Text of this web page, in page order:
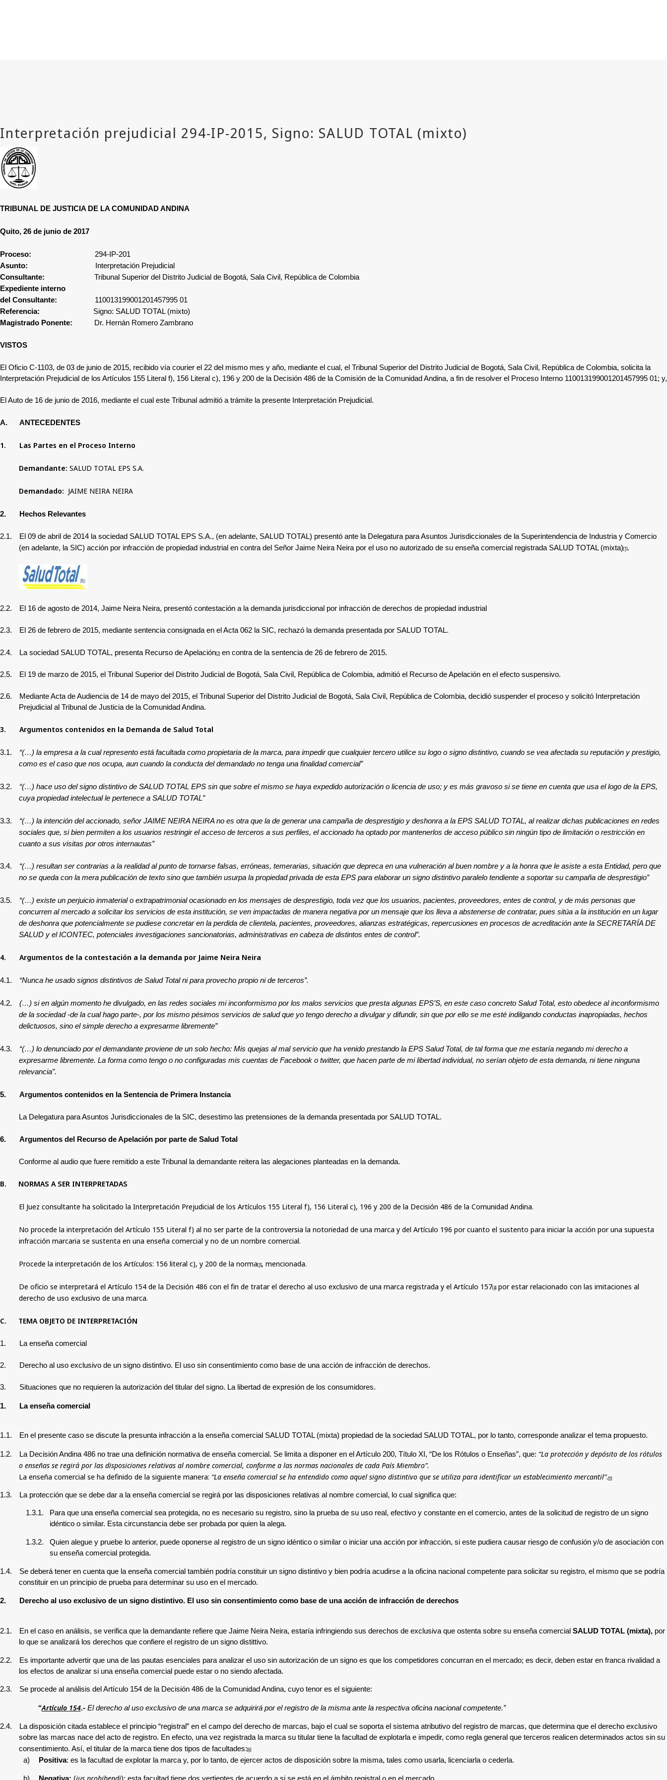
TRIBUNAL DE JUSTICIA DE LA COMUNIDAD ANDINA
Quito, 26 de junio de 2017
Proceso: 294-IP-201
Asunto: Interpretación Prejudicial
Consultante: Tribunal Superior del Distrito Judicial de Bogotá, Sala Civil, República de Colombia
Expediente interno
del Consultante: 110013199001201457995 01
Referencia:
Signo: SALUD TOTAL (mixto)
Magistrado Ponente:
Dr. Hernán Romero Zambrano
VISTOS
El Oficio C-1103, de 03 de junio de 2015, recibido vía courier el 22 del mismo mes y año, mediante el cual, el Tribunal Superior del Distrito Judicial de Bogotá, Sala Civil, República de Colombia, solicita la
Interpretación Prejudicial de los Artículos 155 Literal f), 156 Literal c), 196 y 200 de la Decisión 486 de la Comisión de la Comunidad Andina, a fin de resolver el Proceso Interno 110013199001201457995 01; y,
El Auto de 16 de junio de 2016, mediante el cual este Tribunal admitió a trámite la presente Interpretación Prejudicial.
A. ANTECEDENTES
1. Las Partes en el Proceso Interno
Demandante: SALUD TOTAL EPS S.A.
Demandado: JAIME NEIRA NEIRA
2. Hechos Relevantes
2.1.
El 09 de abril de 2014 la sociedad SALUD TOTAL EPS S.A., (en adelante, SALUD TOTAL) presentó ante la Delegatura para Asuntos Jurisdiccionales de la Superintendencia de Industria y Comercio
(en adelante, la SIC) acción por infracción de propiedad industrial en contra del Señor Jaime Neira Neira por el uso no autorizado de su enseña comercial registrada SALUD TOTAL (mixta)[1].
2.2. El 16 de agosto de 2014, Jaime Neira Neira, presentó contestación a la demanda jurisdiccional por infracción de derechos de propiedad industrial
2.3. El 26 de febrero de 2015, mediante sentencia consignada en el Acta 062 la SIC, rechazó la demanda presentada por SALUD TOTAL.
2.4. La sociedad SALUD TOTAL, presenta Recurso de Apelación[2] en contra de la sentencia de 26 de febrero de 2015.
2.5. El 19 de marzo de 2015, el Tribunal Superior del Distrito Judicial de Bogotá, Sala Civil, República de Colombia, admitió el Recurso de Apelación en el efecto suspensivo.
2.6.
Mediante Acta de Audiencia de 14 de mayo del 2015, el Tribunal Superior del Distrito Judicial de Bogotá, Sala Civil, República de Colombia, decidió suspender el proceso y solicitó Interpretación
Prejudicial al Tribunal de Justicia de la Comunidad Andina.
3. Argumentos contenidos en la Demanda de Salud Total
3.1.
“(…) la empresa a la cual represento está facultada como propietaria de la marca, para impedir que cualquier tercero utilice su logo o signo distintivo, cuando se vea afectada su reputación y prestigio,
como es el caso que nos ocupa, aun cuando la conducta del demandado no tenga una finalidad comercial”
3.2.
“(…) hace uso del signo distintivo de SALUD TOTAL EPS sin que sobre el mismo se haya expedido autorización o licencia de uso; y es más gravoso si se tiene en cuenta que usa el logo de la EPS,
cuya propiedad intelectual le pertenece a SALUD TOTAL”
3.3.
“(…) la intención del accionado, señor JAIME NEIRA NEIRA no es otra que la de generar una campaña de desprestigio y deshonra a la EPS SALUD TOTAL, al realizar dichas publicaciones en redes
sociales que, si bien permiten a los usuarios restringir el acceso de terceros a sus perfiles, el accionado ha optado por mantenerlos de acceso público sin ningún tipo de limitación o restricción en
cuanto a sus visitas por otros internautas”
3.4.
“(…) resultan ser contrarias a la realidad al punto de tornarse falsas, erróneas, temerarias, situación que depreca en una vulneración al buen nombre y a la honra que le asiste a esta Entidad, pero que
no se queda con la mera publicación de texto sino que también usurpa la propiedad privada de esta EPS para elaborar un signo distintivo paralelo tendiente a soportar su campaña de desprestigio”
3.5.
“(…) existe un perjuicio inmaterial o extrapatrimonial ocasionado en los mensajes de desprestigio, toda vez que los usuarios, pacientes, proveedores, entes de control, y de más personas que
concurren al mercado a solicitar los servicios de esta institución, se ven impactadas de manera negativa por un mensaje que los lleva a abstenerse de contratar, pues sitúa a la institución en un lugar
de deshonra que potencialmente se pudiese concretar en la perdida de clientela, pacientes, proveedores, alianzas estratégicas, repercusiones en procesos de acreditación ante la SECRETARÍA DE
SALUD y el ICONTEC, potenciales investigaciones sancionatorias, administrativas en cabeza de distintos entes de control”.
4. Argumentos de la contestación a la demanda por Jaime Neira Neira
4.1. “Nunca he usado signos distintivos de Salud Total ni para provecho propio ni de terceros”.
4.2.
(…) si en algún momento he divulgado, en las redes sociales mi inconformismo por los malos servicios que presta algunas EPS’S, en este caso concreto Salud Total, esto obedece al inconformismo
de la sociedad -de la cual hago parte-, por los mismo pésimos servicios de salud que yo tengo derecho a divulgar y difundir, sin que por ello se me esté indilgando conductas inapropiadas, hechos
delictuosos, sino el simple derecho a expresarme libremente”
4.3.
“(…) lo denunciado por el demandante proviene de un solo hecho: Mis quejas al mal servicio que ha venido prestando la EPS Salud Total, de tal forma que me estaría negando mi derecho a
expresarme libremente. La forma como tengo o no configuradas mis cuentas de Facebook o twitter, que hacen parte de mi libertad individual, no serían objeto de esta demanda, ni tiene ninguna
relevancia”.
5. Argumentos contenidos en la Sentencia de Primera Instancia
La Delegatura para Asuntos Jurisdiccionales de la SIC, desestimo las pretensiones de la demanda presentada por SALUD TOTAL.
6. Argumentos del Recurso de Apelación por parte de Salud Total
Conforme al audio que fuere remitido a este Tribunal la demandante reitera las alegaciones planteadas en la demanda.
B. NORMAS A SER INTERPRETADAS
El Juez consultante ha solicitado la Interpretación Prejudicial de los Artículos 155 Literal f), 156 Literal c), 196 y 200 de la Decisión 486 de la Comunidad Andina.
No procede la interpretación del Artículo 155 Literal f) al no ser parte de la controversia la notoriedad de una marca y del Artículo 196 por cuanto el sustento para iniciar la acción por una supuesta
infracción marcaria se sustenta en una enseña comercial y no de un nombre comercial.
Procede la interpretación de los Artículos: 156 literal c), y 200 de la norma[3], mencionada.
De oficio se interpretará el Artículo 154 de la Decisión 486 con el fin de tratar el derecho al uso exclusivo de una marca registrada y el Artículo 157[4]por estar relacionado con las imitaciones al
derecho de uso exclusivo de una marca.
C. TEMA OBJETO DE INTERPRETACIÓN
1. La enseña comercial
2. Derecho al uso exclusivo de un signo distintivo. El uso sin consentimiento como base de una acción de infracción de derechos.
3. Situaciones que no requieren la autorización del titular del signo. La libertad de expresión de los consumidores.
1. La enseña comercial
1.1. En el presente caso se discute la presunta infracción a la enseña comercial SALUD TOTAL (mixta) propiedad de la sociedad SALUD TOTAL, por lo tanto, corresponde analizar el tema propuesto.
1.2. La Decisión Andina 486 no trae una definición normativa de enseña comercial. Se limita a disponer en el Artículo 200, Título XI, “De los Rótulos o Enseñas”, que: “La protección y depósito de los rótulos
o enseñas se regirá por las disposiciones relativas al nombre comercial, conforme a las normas nacionales de cada País Miembro”.
La enseña comercial se ha definido de la siguiente manera: “La enseña comercial se ha entendido como aquel signo distintivo que se utiliza para identificar un establecimiento mercantil”. [5]
1.3. La protección que se debe dar a la enseña comercial se regirá por las disposiciones relativas al nombre comercial, lo cual significa que:
1.3.1.
Para que una enseña comercial sea protegida, no es necesario su registro, sino la prueba de su uso real, efectivo y constante en el comercio, antes de la solicitud de registro de un signo
idéntico o similar. Esta circunstancia debe ser probada por quien la alega.
1.3.2.
Quien alegue y pruebe lo anterior, puede oponerse al registro de un signo idéntico o similar o iniciar una acción por infracción, si este pudiera causar riesgo de confusión y/o de asociación con
su enseña comercial protegida.
1.4.
Se deberá tener en cuenta que la enseña comercial también podría constituir un signo distintivo y bien podría acudirse a la oficina nacional competente para solicitar su registro, el mismo que se podría
constituir en un principio de prueba para determinar su uso en el mercado.
2. Derecho al uso exclusivo de un signo distintivo. El uso sin consentimiento como base de una acción de infracción de derechos
2.1. En el caso en análisis, se verifica que la demandante refiere que Jaime Neira Neira, estaría infringiendo sus derechos de exclusiva que ostenta sobre su enseña comercial SALUD TOTAL (mixta), por
lo que se analizará los derechos que confiere el registro de un signo distittivo.
2.2. Es importante advertir que una de las pautas esenciales para analizar el uso sin autorización de un signo es que los competidores concurran en el mercado; es decir, deben estar en franca rivalidad a
los efectos de analizar si una enseña comercial puede estar o no siendo afectada.
2.3. Se procede al análisis del Artículo 154 de la Decisión 486 de la Comunidad Andina, cuyo tenor es el siguiente:
“Artículo 154.-El derecho al uso exclusivo de una marca se adquirirá por el registro de la misma ante la respectiva oficina nacional competente.”
2.4. La disposición citada establece el principio “registral” en el campo del derecho de marcas, bajo el cual se soporta el sistema atributivo del registro de marcas, que determina que el derecho exclusivo
sobre las marcas nace del acto de registro. En efecto, una vez registrada la marca su titular tiene la facultad de explotarla e impedir, como regla general que terceros realicen determinados actos sin su
consentimiento. Así, el titular de la marca tiene dos tipos de facultades:[6]
a) Positiva: es la facultad de explotar la marca y, por lo tanto, de ejercer actos de disposición sobre la misma, tales como usarla, licenciarla o cederla.